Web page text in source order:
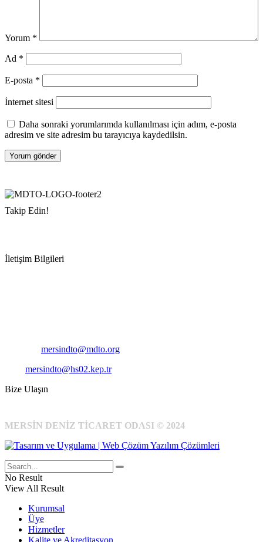
Yorum *
Ad *
E-posta *
İnternet sitesi
Daha sonraki yorumlarımda kullanılması için adım, e-posta
adresim ve site adresim bu tarayıcıya kaydedilsin.
Takip Edin!
İletişim Bilgileri
mersindto@mdto.org
mersindto@hs02.kep.tr
Bize Ulaşın
MERSİN DENİZ TİCARET ODASI © 2024
No Result
View All Result
Kurumsal
Üye
Hizmetler
Kalite ve Akreditasyon